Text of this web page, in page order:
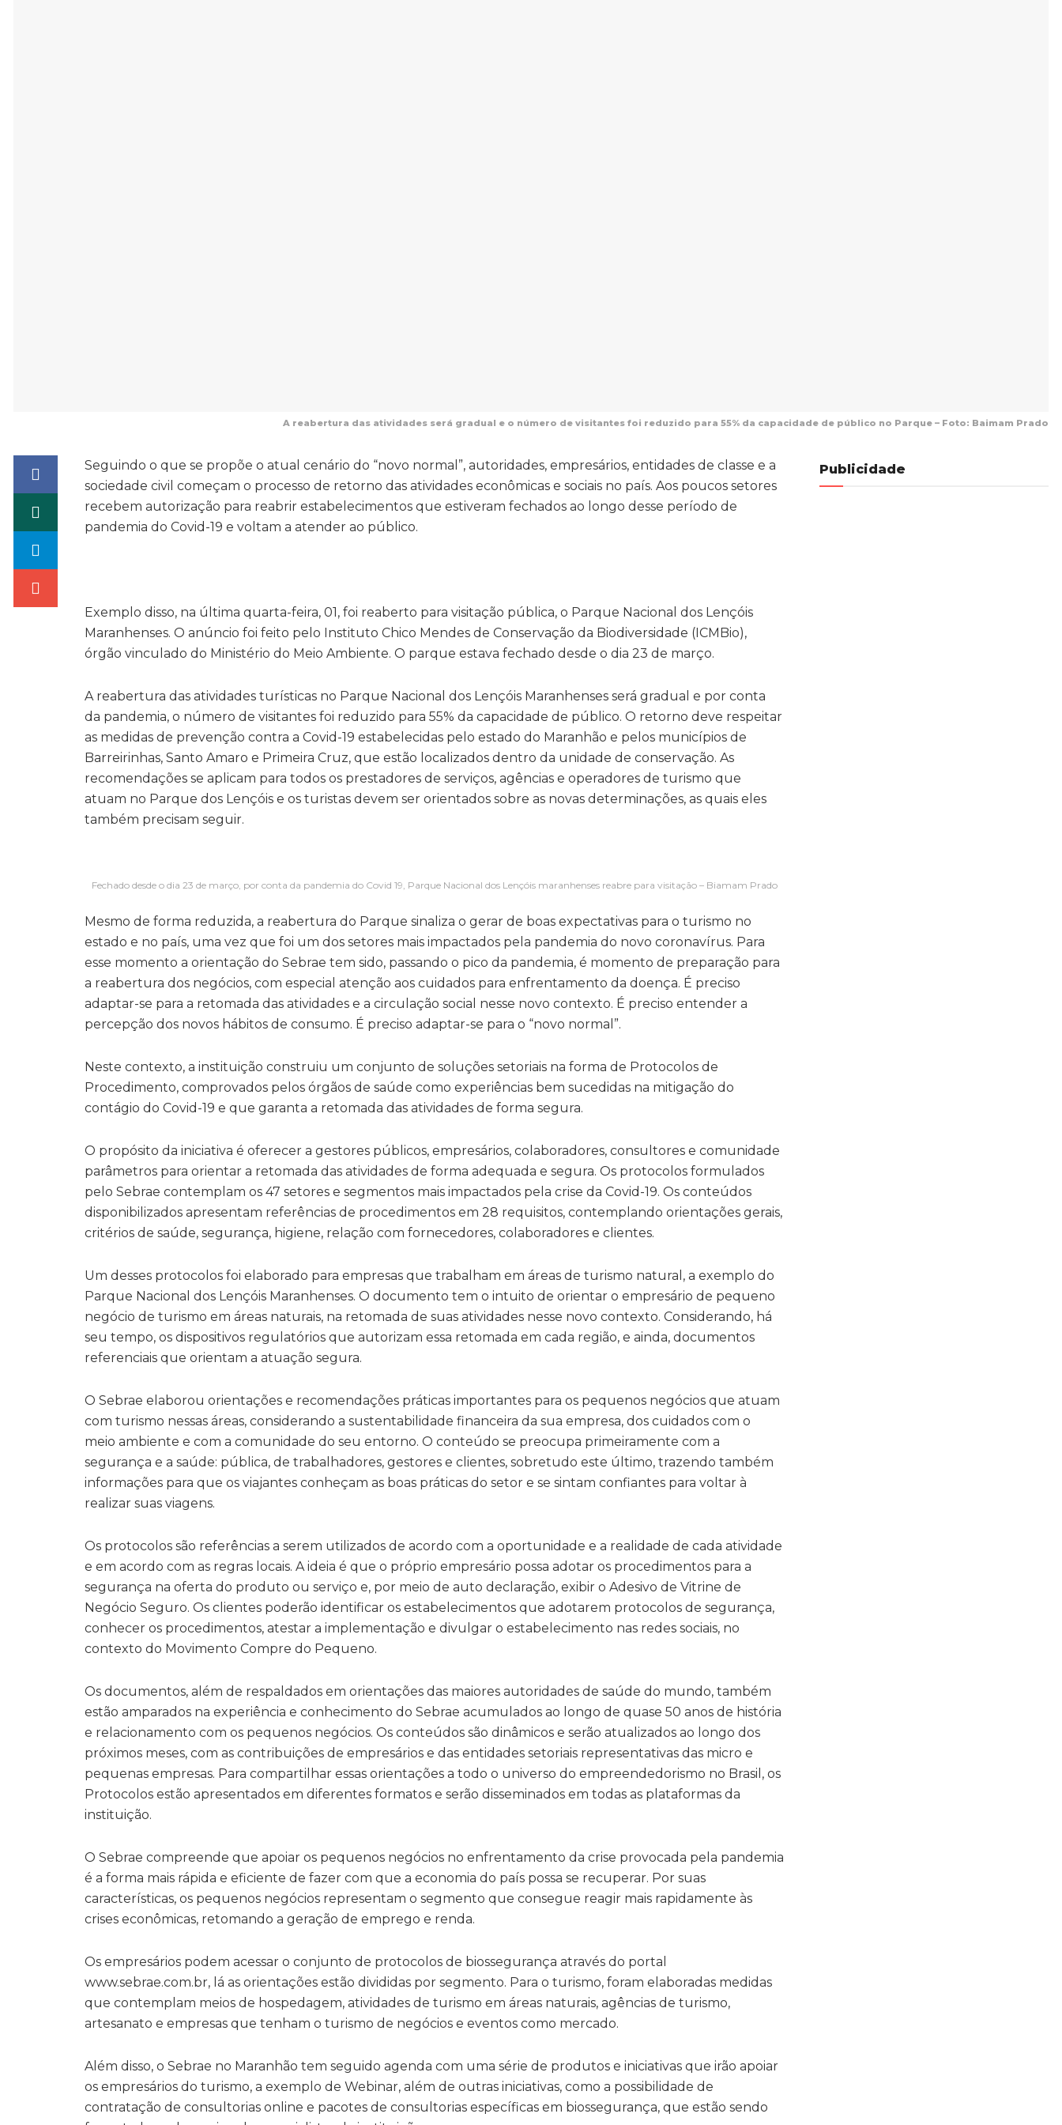
A reabertura das atividades será gradual e o número de visitantes foi reduzido para 55% da capacidade de público no Parque – Foto: Baimam Prado
Seguindo o que se propõe o atual cenário do “novo normal”, autoridades, empresários, entidades de classe e a
sociedade civil começam o processo de retorno das atividades econômicas e sociais no país. Aos poucos setores
recebem autorização para reabrir estabelecimentos que estiveram fechados ao longo desse período de
pandemia do Covid-19 e voltam a atender ao público.
Exemplo disso, na última quarta-feira, 01, foi reaberto para visitação pública, o Parque Nacional dos Lençóis
Maranhenses. O anúncio foi feito pelo Instituto Chico Mendes de Conservação da Biodiversidade (ICMBio),
órgão vinculado do Ministério do Meio Ambiente. O parque estava fechado desde o dia 23 de março.
A reabertura das atividades turísticas no Parque Nacional dos Lençóis Maranhenses será gradual e por conta
da pandemia, o número de visitantes foi reduzido para 55% da capacidade de público. O retorno deve respeitar
as medidas de prevenção contra a Covid-19 estabelecidas pelo estado do Maranhão e pelos municípios de
Barreirinhas, Santo Amaro e Primeira Cruz, que estão localizados dentro da unidade de conservação. As
recomendações se aplicam para todos os prestadores de serviços, agências e operadores de turismo que
atuam no Parque dos Lençóis e os turistas devem ser orientados sobre as novas determinações, as quais eles
também precisam seguir.
Fechado desde o dia 23 de março, por conta da pandemia do Covid 19, Parque Nacional dos Lençóis maranhenses reabre para visitação – Biamam Prado
Mesmo de forma reduzida, a reabertura do Parque sinaliza o gerar de boas expectativas para o turismo no
estado e no país, uma vez que foi um dos setores mais impactados pela pandemia do novo coronavírus. Para
esse momento a orientação do Sebrae tem sido, passando o pico da pandemia, é momento de preparação para
a reabertura dos negócios, com especial atenção aos cuidados para enfrentamento da doença. É preciso
adaptar-se para a retomada das atividades e a circulação social nesse novo contexto. É preciso entender a
percepção dos novos hábitos de consumo. É preciso adaptar-se para o “novo normal”.
Neste contexto, a instituição construiu um conjunto de soluções setoriais na forma de Protocolos de
Procedimento, comprovados pelos órgãos de saúde como experiências bem sucedidas na mitigação do
contágio do Covid-19 e que garanta a retomada das atividades de forma segura.
O propósito da iniciativa é oferecer a gestores públicos, empresários, colaboradores, consultores e comunidade
parâmetros para orientar a retomada das atividades de forma adequada e segura. Os protocolos formulados
pelo Sebrae contemplam os 47 setores e segmentos mais impactados pela crise da Covid-19. Os conteúdos
disponibilizados apresentam referências de procedimentos em 28 requisitos, contemplando orientações gerais,
critérios de saúde, segurança, higiene, relação com fornecedores, colaboradores e clientes.
Um desses protocolos foi elaborado para empresas que trabalham em áreas de turismo natural, a exemplo do
Parque Nacional dos Lençóis Maranhenses. O documento tem o intuito de orientar o empresário de pequeno
negócio de turismo em áreas naturais, na retomada de suas atividades nesse novo contexto. Considerando, há
seu tempo, os dispositivos regulatórios que autorizam essa retomada em cada região, e ainda, documentos
referenciais que orientam a atuação segura.
O Sebrae elaborou orientações e recomendações práticas importantes para os pequenos negócios que atuam
com turismo nessas áreas, considerando a sustentabilidade financeira da sua empresa, dos cuidados com o
meio ambiente e com a comunidade do seu entorno. O conteúdo se preocupa primeiramente com a
segurança e a saúde: pública, de trabalhadores, gestores e clientes, sobretudo este último, trazendo também
informações para que os viajantes conheçam as boas práticas do setor e se sintam confiantes para voltar à
realizar suas viagens.
Os protocolos são referências a serem utilizados de acordo com a oportunidade e a realidade de cada atividade
e em acordo com as regras locais. A ideia é que o próprio empresário possa adotar os procedimentos para a
segurança na oferta do produto ou serviço e, por meio de auto declaração, exibir o Adesivo de Vitrine de
Negócio Seguro. Os clientes poderão identificar os estabelecimentos que adotarem protocolos de segurança,
conhecer os procedimentos, atestar a implementação e divulgar o estabelecimento nas redes sociais, no
contexto do Movimento Compre do Pequeno.
Os documentos, além de respaldados em orientações das maiores autoridades de saúde do mundo, também
estão amparados na experiência e conhecimento do Sebrae acumulados ao longo de quase 50 anos de história
e relacionamento com os pequenos negócios. Os conteúdos são dinâmicos e serão atualizados ao longo dos
próximos meses, com as contribuições de empresários e das entidades setoriais representativas das micro e
pequenas empresas. Para compartilhar essas orientações a todo o universo do empreendedorismo no Brasil, os
Protocolos estão apresentados em diferentes formatos e serão disseminados em todas as plataformas da
instituição.
O Sebrae compreende que apoiar os pequenos negócios no enfrentamento da crise provocada pela pandemia
é a forma mais rápida e eficiente de fazer com que a economia do país possa se recuperar. Por suas
características, os pequenos negócios representam o segmento que consegue reagir mais rapidamente às
crises econômicas, retomando a geração de emprego e renda.
Os empresários podem acessar o conjunto de protocolos de biossegurança através do portal
www.sebrae.com.br, lá as orientações estão divididas por segmento. Para o turismo, foram elaboradas medidas
que contemplam meios de hospedagem, atividades de turismo em áreas naturais, agências de turismo,
artesanato e empresas que tenham o turismo de negócios e eventos como mercado.
Além disso, o Sebrae no Maranhão tem seguido agenda com uma série de produtos e iniciativas que irão apoiar
os empresários do turismo, a exemplo de Webinar, além de outras iniciativas, como a possibilidade de
contratação de consultorias online e pacotes de consultorias específicas em biossegurança, que estão sendo
Publicidade